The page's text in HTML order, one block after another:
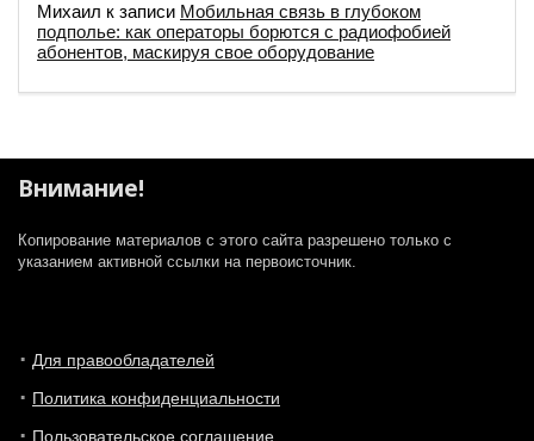
Михаил к записи Мобильная связь в глубоком
подполье: как операторы борются с радиофобией
абонентов, маскируя свое оборудование
Внимание!
Копирование материалов с этого сайта разрешено только с
указанием активной ссылки на первоисточник.
Для правообладателей
Политика конфиденциальности
Пользовательское соглашение